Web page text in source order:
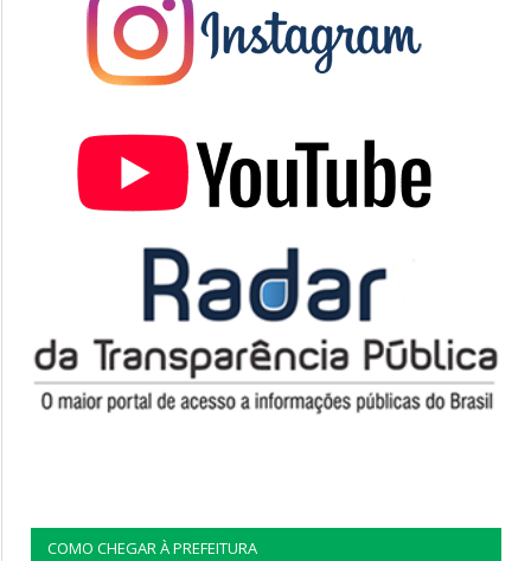
COMO CHEGAR À PREFEITURA